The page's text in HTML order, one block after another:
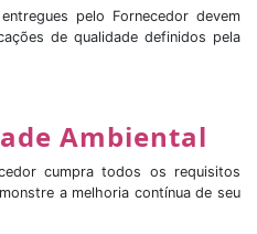
pelo Fornecedor devem
de qualidade definidos pela
Ambiental
cumpra todos os requisitos
a melhoria contínua de seu